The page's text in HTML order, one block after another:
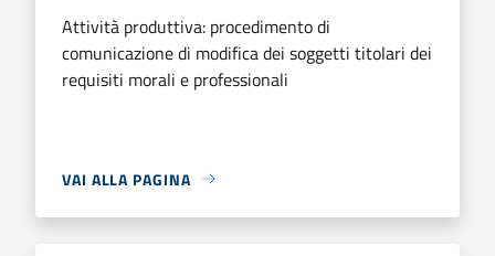
Attività produttiva: procedimento di
comunicazione di modifica dei soggetti titolari dei
requisiti morali e professionali
VAI ALLA PAGINA